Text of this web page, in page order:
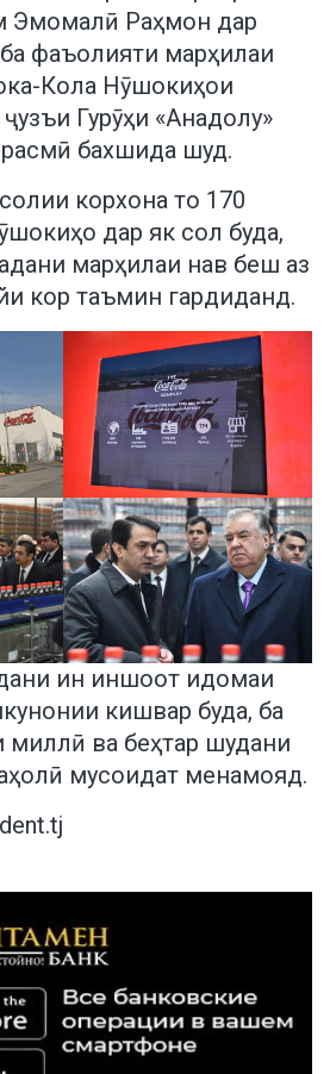
Эмомалӣ Раҳмон дар
фаъолияти марҳилаи
Кола Нӯшокиҳои
Гурӯҳи «Анадолу»
бахшида шуд.
корхона то 170
дар як сол буда,
марҳилаи нав беш аз
кор таъмин гардиданд.
ин иншоот идомаи
кишвар буда, ба
ва беҳтар шудани
мусоидат менамояд.